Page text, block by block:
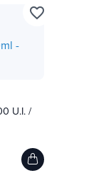
U.I. /
favorite_border